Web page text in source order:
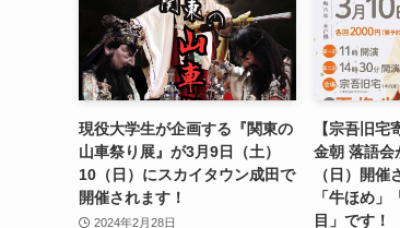
現役大学生が企画する『関東の
山車祭り展』が3月9日（土）
10（日）にスカイタウン成田で
開催されます！
2024年2月28日
【宗吾旧
金朝 落語会
（日）開催
「牛ほめ
目」です！